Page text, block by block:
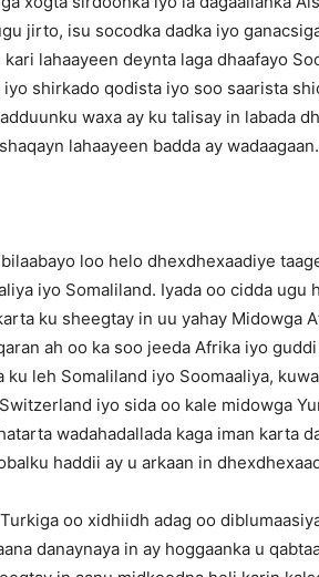
jirto, isu socodka dadka iyo
kari lahaayeen deynta laga dhaafayo
shirkado qodista iyo soo saarista
adduunku waxa ay ku talisay in labada
lahaayeen badda ay wadaagaan.
loo helo dhexdhexaadiye
iyo Somaliland. Iyada oo cidda ugu
ku sheegtay in uu yahay Midowga
ah oo ka soo jeeda Afrika iyo
ku leh Somaliland iyo Soomaaliya,
iyo sida oo kale midowga
wadahadallada kaga iman karta
haddii ay u arkaan in
oo xidhiidh adag oo
danaynaya in ay hoggaanka u